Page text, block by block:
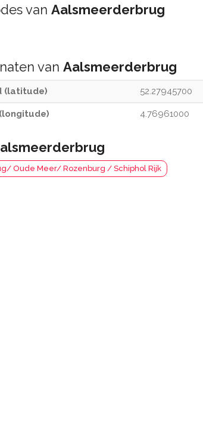
van Aalsmeerderbrug
van Aalsmeerderbrug
(latitude) 52.27945700
4.76961000
Oude Meer/ Rozenburg / Schiphol Rijk